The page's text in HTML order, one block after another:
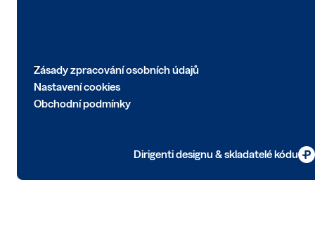
Zásady zpracování osobních údajů
Nastavení cookies
Obchodní podmínky
Dirigenti designu & skladatelé kódu